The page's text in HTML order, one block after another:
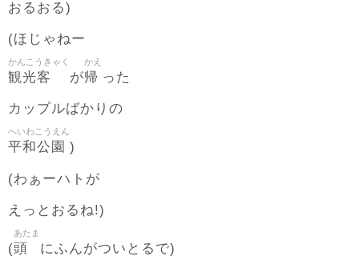
おるおる)
(ほじゃねー
観光客
かんこうきゃく
が帰
かえ
った
カップルばかりの
平和公園
へいわこうえん
)
(わぁーハトが
えっとおるね!)
(頭
あたま
にふんがついとるで)